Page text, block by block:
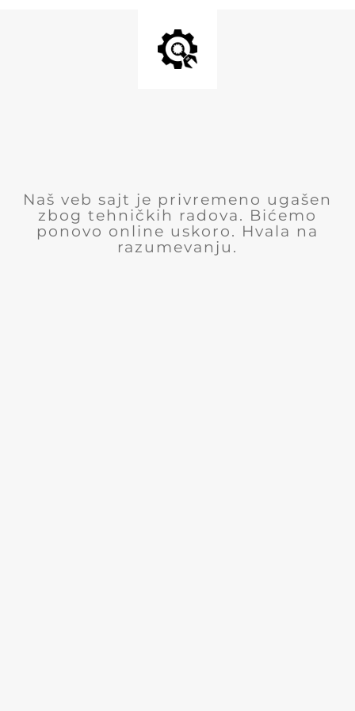
Naš veb sajt je privremeno ugašen
zbog tehničkih radova. Bićemo
ponovo online uskoro. Hvala na
razumevanju.